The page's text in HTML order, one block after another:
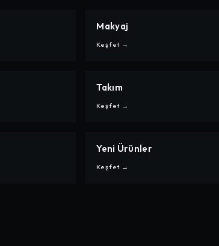
CARPE
MAKYAJ
Makyaj
Keşfet →
CARPE
TAKIM
Takım
Keşfet →
CARPE
YENI ÜRÜNLER
Yeni Ürünler
Keşfet →